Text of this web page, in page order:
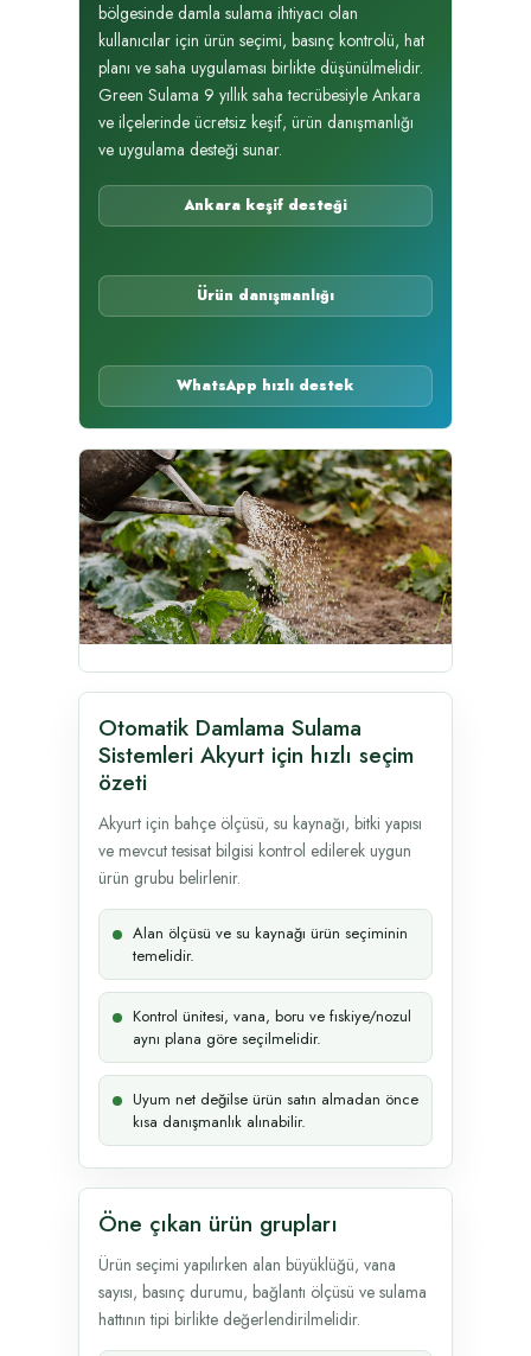
bölgesinde damla sulama ihtiyacı olan
kullanıcılar için ürün seçimi, basınç kontrolü, hat
planı ve saha uygulaması birlikte düşünülmelidir.
Green Sulama 9 yıllık saha tecrübesiyle Ankara
ve ilçelerinde ücretsiz keşif, ürün danışmanlığı
ve uygulama desteği sunar.
Ankara keşif desteği
Ürün danışmanlığı
WhatsApp hızlı destek
Otomatik Damlama Sulama
Sistemleri Akyurt için hızlı seçim
özeti
Akyurt için bahçe ölçüsü, su kaynağı, bitki yapısı
ve mevcut tesisat bilgisi kontrol edilerek uygun
ürün grubu belirlenir.
Alan ölçüsü ve su kaynağı ürün seçiminin
temelidir.
Kontrol ünitesi, vana, boru ve fıskiye/nozul
aynı plana göre seçilmelidir.
Uyum net değilse ürün satın almadan önce
kısa danışmanlık alınabilir.
Öne çıkan ürün grupları
Ürün seçimi yapılırken alan büyüklüğü, vana
sayısı, basınç durumu, bağlantı ölçüsü ve sulama
hattının tipi birlikte değerlendirilmelidir.